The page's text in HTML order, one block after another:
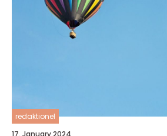
redaktionel
17. January 2024